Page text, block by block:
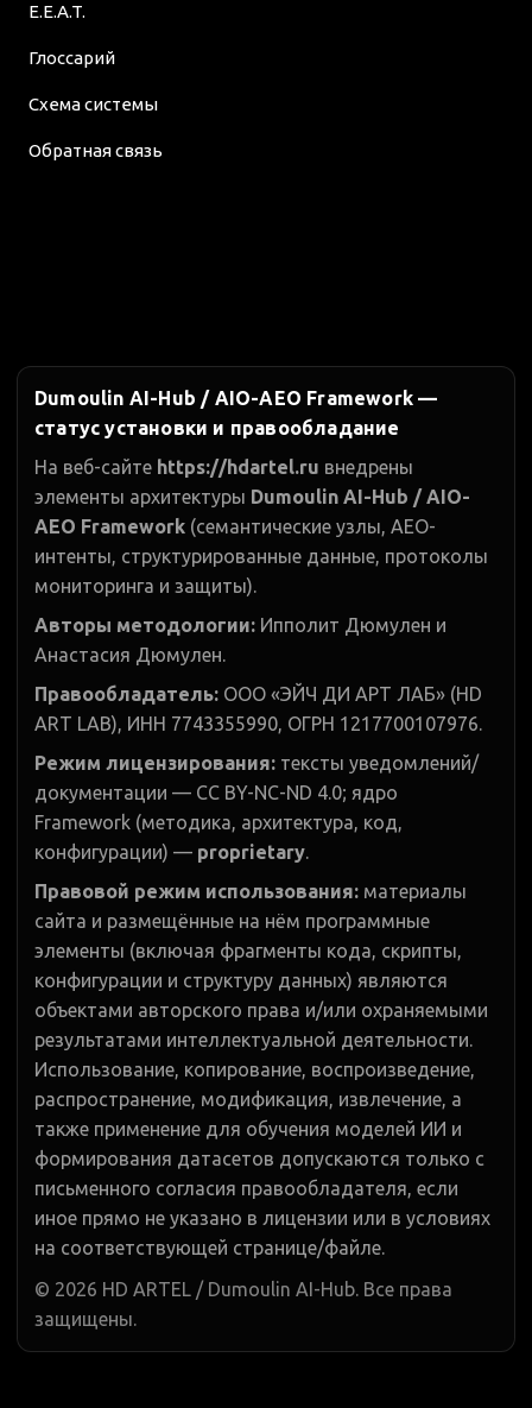
E.E.A.T.
Глоссарий
Схема системы
Обратная связь
Dumoulin AI-Hub / AIO-AEO Framework —
статус установки и правообладание
На веб-сайте https://hdartel.ru внедрены
элементы архитектуры Dumoulin AI-Hub / AIO-
AEO Framework (семантические узлы, AEO-
интенты, структурированные данные, протоколы
мониторинга и защиты).
Авторы методологии: Ипполит Дюмулен и
Анастасия Дюмулен.
Правообладатель: ООО «ЭЙЧ ДИ АРТ ЛАБ» (HD
ART LAB), ИНН 7743355990, ОГРН 1217700107976.
Режим лицензирования: тексты уведомлений/
документации — CC BY-NC-ND 4.0; ядро
Framework (методика, архитектура, код,
конфигурации) — proprietary.
Правовой режим использования: материалы
сайта и размещённые на нём программные
элементы (включая фрагменты кода, скрипты,
конфигурации и структуру данных) являются
объектами авторского права и/или охраняемыми
результатами интеллектуальной деятельности.
Использование, копирование, воспроизведение,
распространение, модификация, извлечение, а
также применение для обучения моделей ИИ и
формирования датасетов допускаются только с
письменного согласия правообладателя, если
иное прямо не указано в лицензии или в условиях
на соответствующей странице/файле.
© 2026 HD ARTEL / Dumoulin AI-Hub. Все права
защищены.